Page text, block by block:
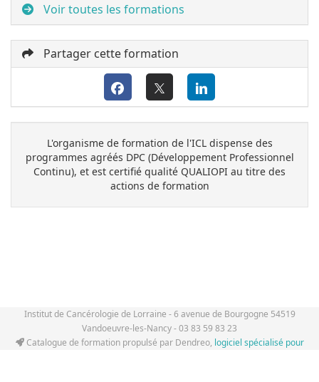
Voir toutes les formations
Partager cette formation
L'organisme de formation de l'ICL dispense des
programmes agréés DPC (Développement Professionnel
Continu), et est certifié qualité QUALIOPI au titre des
actions de formation
Institut de Cancérologie de Lorraine - 6 avenue de Bourgogne 54519
Vandoeuvre-les-Nancy - 03 83 59 83 23
Catalogue de formation propulsé par Dendreo, logiciel spécialisé pour